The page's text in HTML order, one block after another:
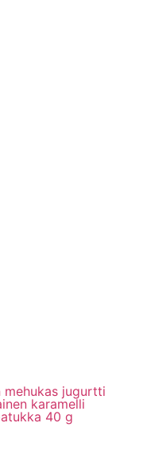
mehukas jugurtti
karamelli
40 g